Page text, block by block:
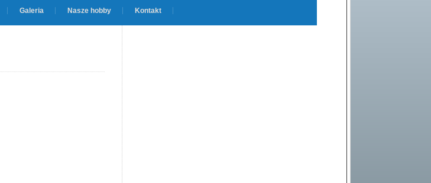
Galeria Nasze hobby Kontakt